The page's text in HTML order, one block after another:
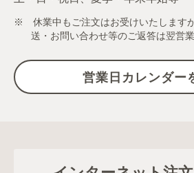
※ 休業中もご注文はお受けいたします
送・お問い合わせ等のご返答は翌営
営業日カレンダー